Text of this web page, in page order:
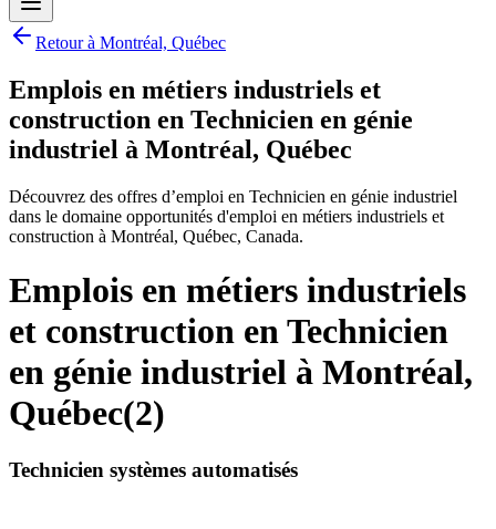
Retour à Montréal, Québec
Emplois en métiers industriels et
construction en Technicien en génie
industriel à Montréal, Québec
Découvrez des offres d’emploi en Technicien en génie industriel
dans le domaine opportunités d'emploi en métiers industriels et
construction à Montréal, Québec, Canada.
Emplois en métiers industriels
et construction en Technicien
en génie industriel à Montréal,
Québec(2)
Technicien systèmes automatisés